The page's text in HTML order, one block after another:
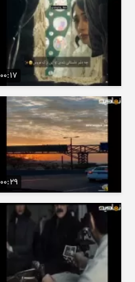
00:17
00:29